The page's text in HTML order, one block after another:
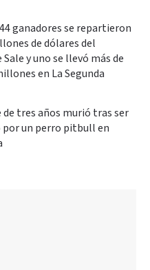
ganadores se repartieron
de dólares del
y uno se llevó más de
en La Segunda
de tres años murió tras ser
por un perro pitbull en